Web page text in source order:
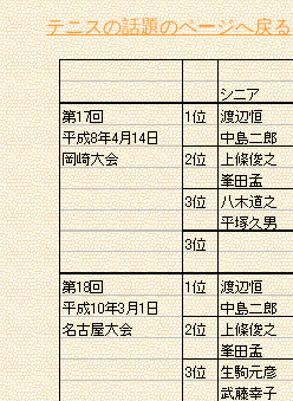
テニスの話題のページへ戻る